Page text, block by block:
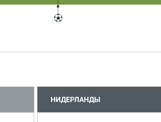
НИДЕРЛАНДЫ